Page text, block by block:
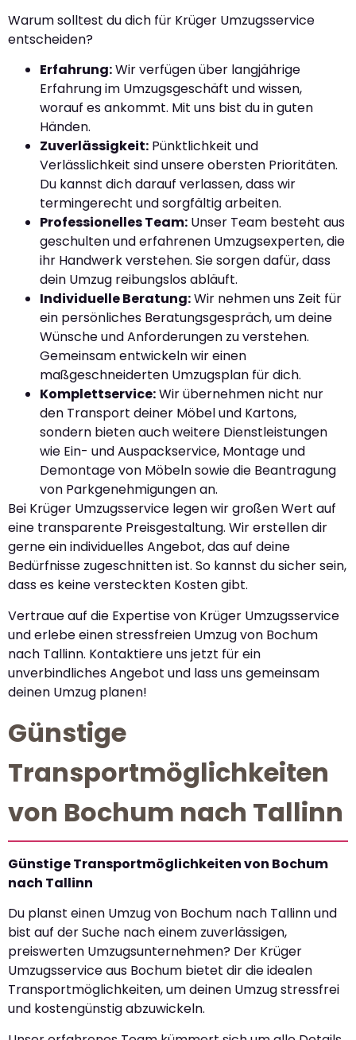
Warum solltest du dich für Krüger Umzugsservice
entscheiden?
Erfahrung:Wir verfügen über langjährige
Erfahrung im Umzugsgeschäft und wissen,
worauf es ankommt. Mit uns bist du in guten
Händen.
Zuverlässigkeit: Pünktlichkeit und
Verlässlichkeit sind unsere obersten Prioritäten.
Du kannst dich darauf verlassen, dass wir
termingerecht und sorgfältig arbeiten.
Professionelles Team: Unser Team besteht aus
geschulten und erfahrenen Umzugsexperten, die
ihr Handwerk verstehen. Sie sorgen dafür, dass
dein Umzug reibungslos abläuft.
Individuelle Beratung:Wir nehmen uns Zeit für
ein persönliches Beratungsgespräch, um deine
Wünsche und Anforderungen zu verstehen.
Gemeinsam entwickeln wir einen
maßgeschneiderten Umzugsplan für dich.
Komplettservice:Wir übernehmen nicht nur
den Transport deiner Möbel und Kartons,
sondern bieten auch weitere Dienstleistungen
wie Ein- und Auspackservice, Montage und
Demontage von Möbeln sowie die Beantragung
von Parkgenehmigungen an.
Bei Krüger Umzugsservice legen wir großen Wert auf
eine transparente Preisgestaltung. Wir erstellen dir
gerne ein individuelles Angebot, das auf deine
Bedürfnisse zugeschnitten ist. So kannst du sicher sein,
dass es keine versteckten Kosten gibt.
Vertraue auf die Expertise von Krüger Umzugsservice
und erlebe einen stressfreien Umzug von Bochum
nach Tallinn. Kontaktiere uns jetzt für ein
unverbindliches Angebot und lass uns gemeinsam
deinen Umzug planen!
Günstige
Transportmöglichkeiten
von Bochum nach Tallinn
Günstige Transportmöglichkeiten von Bochum
nach Tallinn
Du planst einen Umzug von Bochum nach Tallinn und
bist auf der Suche nach einem zuverlässigen,
preiswerten Umzugsunternehmen? Der Krüger
Umzugsservice aus Bochum bietet dir die idealen
Transportmöglichkeiten, um deinen Umzug stressfrei
und kostengünstig abzuwickeln.